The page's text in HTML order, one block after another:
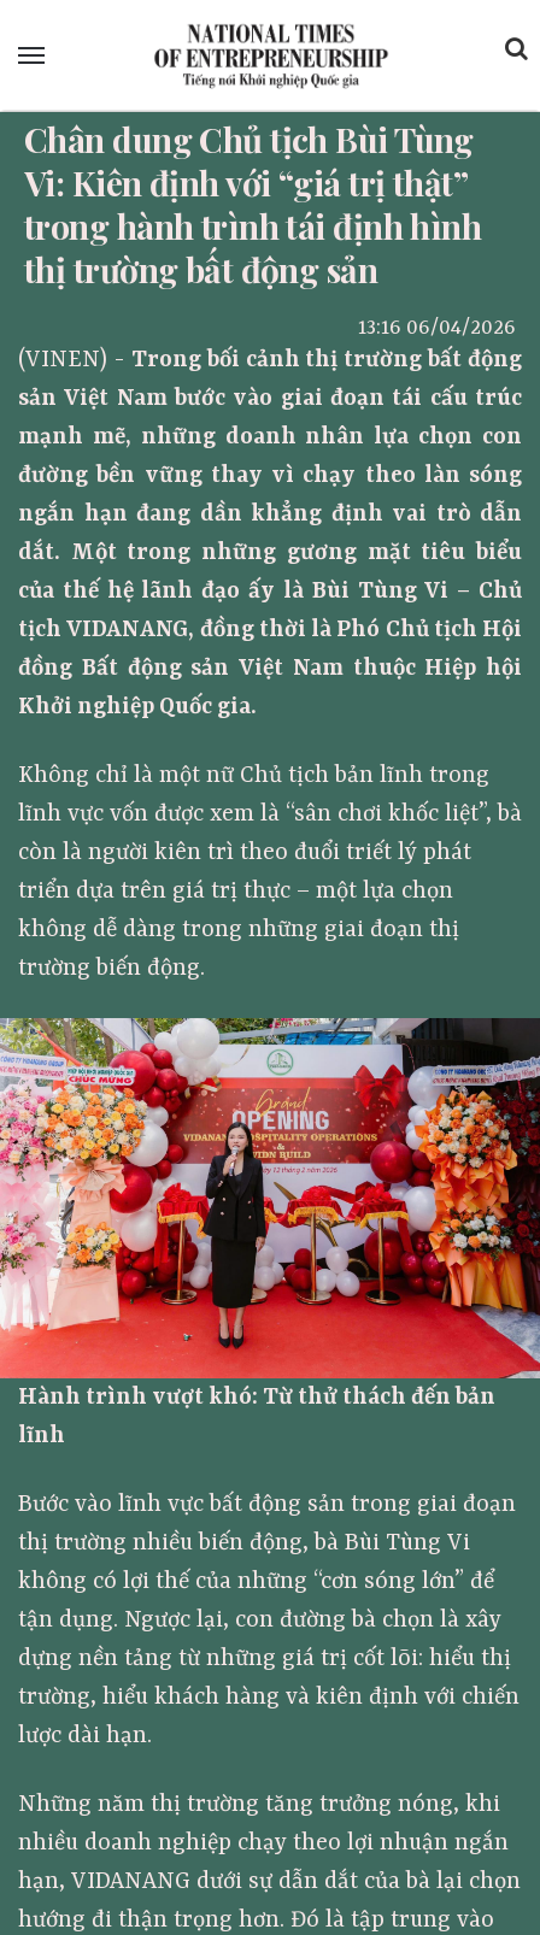
Chân dung Chủ tịch Bùi Tùng
Vi: Kiên định với “giá trị thật”
trong hành trình tái định hình
thị trường bất động sản
13:16 06/04/2026
(VINEN) - Trong bối cảnh thị trường bất động
sản Việt Nam bước vào giai đoạn tái cấu trúc
mạnh mẽ, những doanh nhân lựa chọn con
đường bền vững thay vì chạy theo làn sóng
ngắn hạn đang dần khẳng định vai trò dẫn
dắt. Một trong những gương mặt tiêu biểu
của thế hệ lãnh đạo ấy là Bùi Tùng Vi – Chủ
tịch VIDANANG, đồng thời là Phó Chủ tịch Hội
đồng Bất động sản Việt Nam thuộc Hiệp hội
Khởi nghiệp Quốc gia.
Không chỉ là một nữ Chủ tịch bản lĩnh trong
lĩnh vực vốn được xem là “sân chơi khốc liệt”, bà
còn là người kiên trì theo đuổi triết lý phát
triển dựa trên giá trị thực – một lựa chọn
không dễ dàng trong những giai đoạn thị
trường biến động.
Hành trình vượt khó: Từ thử thách đến bản
lĩnh
Bước vào lĩnh vực bất động sản trong giai đoạn
thị trường nhiều biến động, bà Bùi Tùng Vi
không có lợi thế của những “cơn sóng lớn” để
tận dụng. Ngược lại, con đường bà chọn là xây
dựng nền tảng từ những giá trị cốt lõi: hiểu thị
trường, hiểu khách hàng và kiên định với chiến
lược dài hạn.
Những năm thị trường tăng trưởng nóng, khi
nhiều doanh nghiệp chạy theo lợi nhuận ngắn
hạn, VIDANANG dưới sự dẫn dắt của bà lại chọn
hướng đi thận trọng hơn. Đó là tập trung vào